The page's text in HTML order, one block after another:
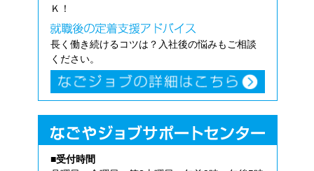
Ｋ！
長く働き続けるコツは？入社後の悩みもご相談
ください。
■受付時間